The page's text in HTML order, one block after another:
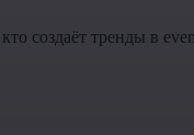
создаёт тренды в